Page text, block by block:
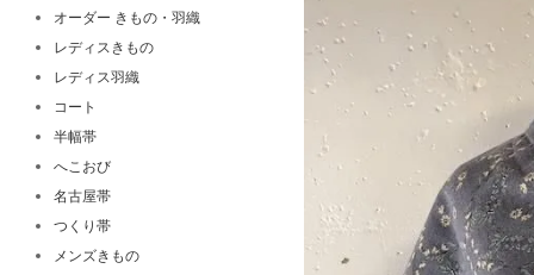
オーダー きもの・羽織
レディスきもの
レディス羽織
コート
半幅帯
へこおび
名古屋帯
つくり帯
メンズきもの